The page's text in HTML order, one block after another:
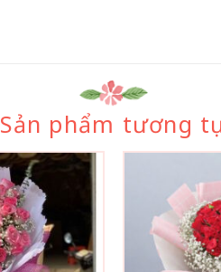
Sản phẩm tương